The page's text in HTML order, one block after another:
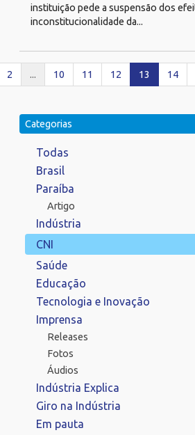
instituição pede a suspensão dos
inconstitucionalidade da...
2 ... 10 11 12 13 14
Categorias
Todas
Brasil
Paraíba
Artigo
Indústria
CNI
Saúde
Educação
Tecnologia e Inovação
Imprensa
Releases
Fotos
Áudios
Indústria Explica
Giro na Indústria
Em pauta